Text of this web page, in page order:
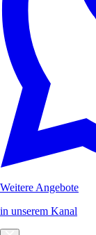
Weitere Angebote
in unserem Kanal